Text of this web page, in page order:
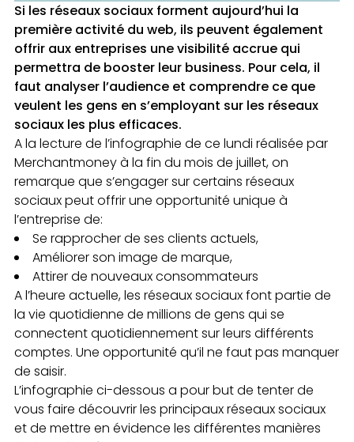
Si les réseaux sociaux forment aujourd’hui la
première activité du web, ils peuvent également
offrir aux entreprises une visibilité accrue qui
permettra de booster leur business. Pour cela, il
faut analyser l’audience et comprendre ce que
veulent les gens en s’employant sur les réseaux
sociaux les plus efficaces.
A la lecture de l’infographie de ce lundi réalisée par
Merchantmoney à la fin du mois de juillet, on
remarque que s’engager sur certains réseaux
sociaux peut offrir une opportunité unique à
l’entreprise de:
Se rapprocher de ses clients actuels,
Améliorer son image de marque,
Attirer de nouveaux consommateurs
A l’heure actuelle, les réseaux sociaux font partie de
la vie quotidienne de millions de gens qui se
connectent quotidiennement sur leurs différents
comptes. Une opportunité qu’il ne faut pas manquer
de saisir.
L’infographie ci-dessous a pour but de tenter de
vous faire découvrir les principaux réseaux sociaux
et de mettre en évidence les différentes manières